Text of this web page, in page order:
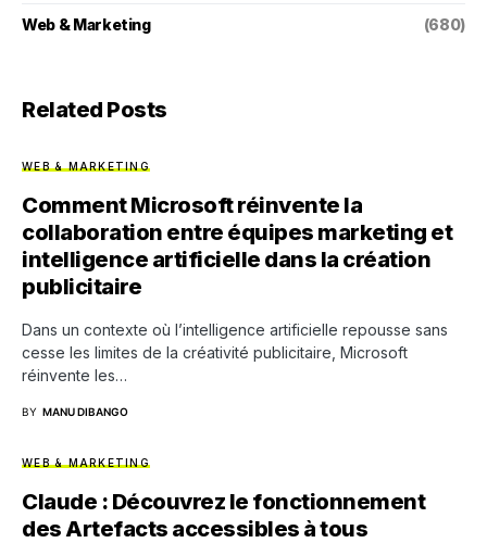
Web & Marketing (680)
Related Posts
WEB & MARKETING
Comment Microsoft réinvente la
collaboration entre équipes marketing et
intelligence artificielle dans la création
publicitaire
Dans un contexte où l’intelligence artificielle repousse sans
cesse les limites de la créativité publicitaire, Microsoft
réinvente les…
BY MANU DIBANGO
WEB & MARKETING
Claude : Découvrez le fonctionnement
des Artefacts accessibles à tous